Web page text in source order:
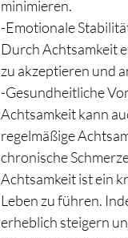
minimieren.
-Emotionale
Durch Achtsamkeit
zu akzeptieren und
-Gesundheitliche
Achtsamkeit kann
regelmäßige
chronische
Achtsamkeit ist ein
Leben zu führen.
erheblich steigern